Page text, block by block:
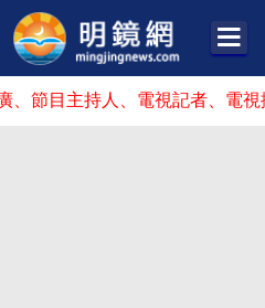
持人、電視記者、電視播音員。